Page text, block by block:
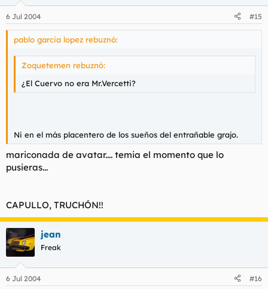
6 Jul 2004 #15
pablo garcia lopez rebuznó:
Zoquetemen rebuznó:
¿El Cuervo no era Mr.Vercetti?
Ni en el más placentero de los sueños del entrañable grajo.
mariconada de avatar.... temia el momento que lo
pusieras...
CAPULLO, TRUCHÓN!!
jean
Freak
6 Jul 2004 #16